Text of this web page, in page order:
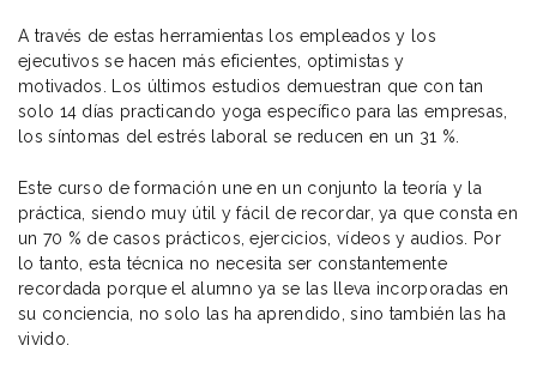
A través de estas herramientas los empleados y los
ejecutivos se hacen más eficientes, optimistas y
motivados. Los últimos estudios demuestran que con tan
solo 14 días practicando yoga específico para las empresas,
los síntomas del estrés laboral se reducen en un 31 %.
Este curso de formación une en un conjunto la teoría y la
práctica, siendo muy útil y fácil de recordar, ya que consta en
un 70 % de casos prácticos, ejercicios, vídeos y audios. Por
lo tanto, esta técnica no necesita ser constantemente
recordada porque el alumno ya se las lleva incorporadas en
su conciencia, no solo las ha aprendido, sino también las ha
vivido.